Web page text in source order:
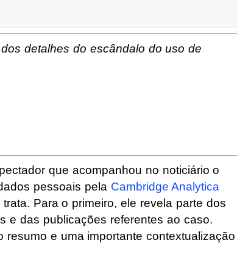
detalhes do escândalo do uso de
que acompanhou no noticiário o
pessoais pela Cambridge Analytica
Para o primeiro, ele revela parte dos
e das publicações referentes ao caso.
e uma importante contextualização